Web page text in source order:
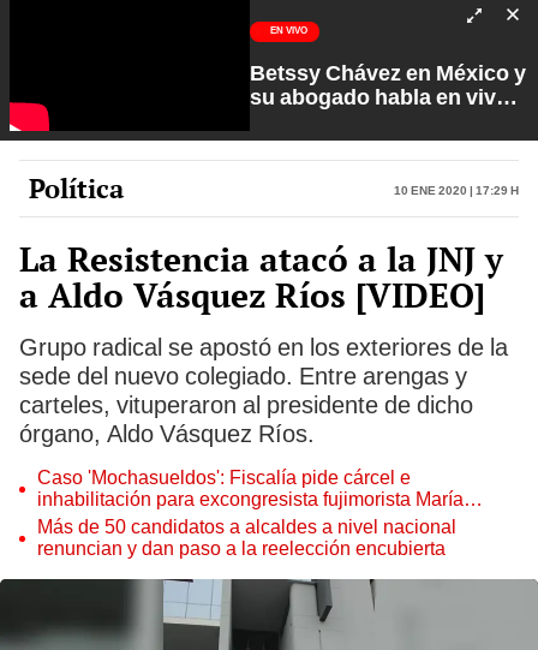
EN VIVO
Betssy Chávez en México y
su abogado habla en vivo |
Carlos Cornejo
Política 10 Ene 2020 | 17:29 h
La Resistencia atacó a la JNJ y
a Aldo Vásquez Ríos [VIDEO]
Grupo radical se apostó en los exteriores de la
sede del nuevo colegiado. Entre arengas y
carteles, vituperaron al presidente de dicho
órgano, Aldo Vásquez Ríos.
Caso 'Mochasueldos': Fiscalía pide cárcel e
inhabilitación para excongresista fujimorista María
Cordero Jon Tay
Más de 50 candidatos a alcaldes a nivel nacional
renuncian y dan paso a la reelección encubierta